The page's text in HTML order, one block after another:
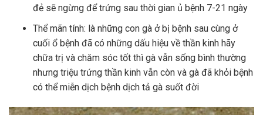
đẻ sẽ ngừng để trứng sau thời gian ủ bệnh 7-21 ngày
Thể mãn tính: là những con gà ở bị bệnh sau cùng ở
cuối ổ bệnh đã có những dấu hiệu về thần kinh hãy
chữa trị và chăm sóc tốt thì gà vẫn sống bình thường
nhưng triệu trứng thần kinh vẫn còn và gà đã khỏi bệnh
có thể miễn dịch bệnh dịch tả gà suốt đời